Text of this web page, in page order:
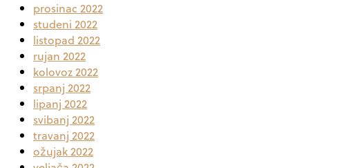
prosinac 2022
studeni 2022
listopad 2022
rujan 2022
kolovoz 2022
srpanj 2022
lipanj 2022
svibanj 2022
travanj 2022
ožujak 2022